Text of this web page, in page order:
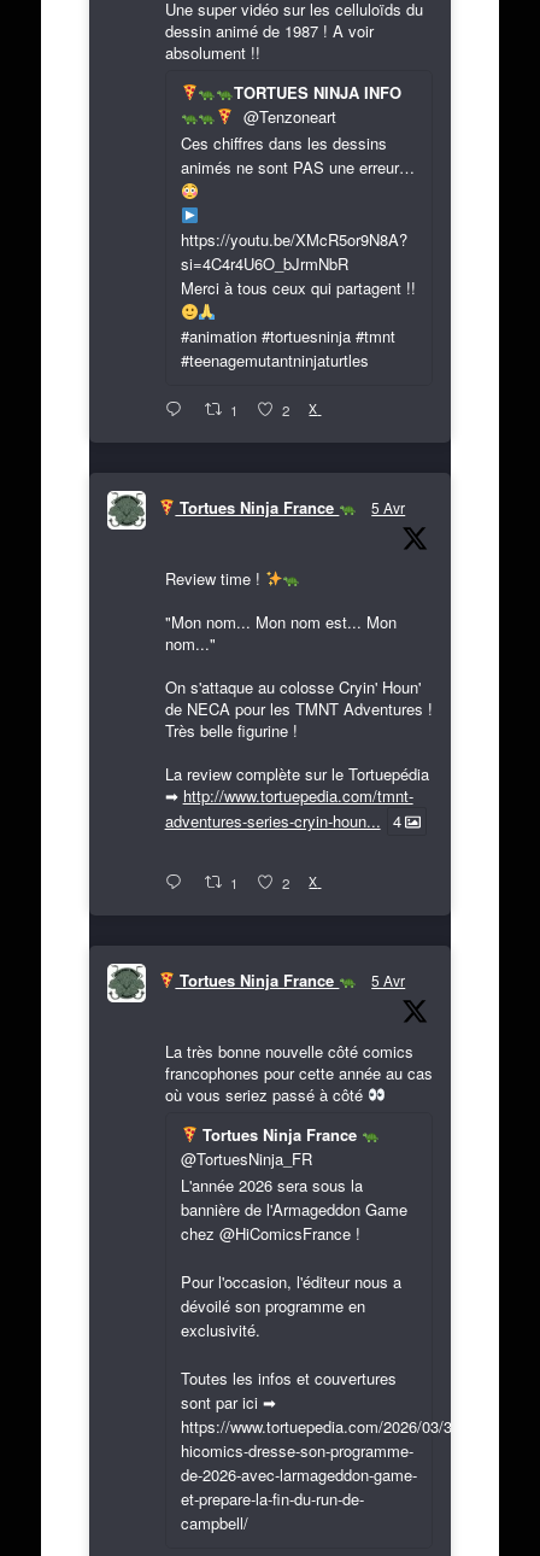
Une super vidéo sur les celluloïds du
dessin animé de 1987 ! A voir
absolument !!
TORTUES NINJA INFO
@Tenzoneart
Ces chiffres dans les dessins
animés ne sont PAS une erreur…
https://youtu.be/XMcR5or9N8A?
si=4C4r4U6O_bJrmNbR
Merci à tous ceux qui partagent !!
#animation #tortuesninja #tmnt
#teenagemutantninjaturtles
1 2 X
Tortues Ninja France 5 Avr
Review time !
"Mon nom... Mon nom est... Mon
nom..."
On s'attaque au colosse Cryin' Houn'
de NECA pour les TMNT Adventures !
Très belle figurine !
La review complète sur le Tortuepédia
➡ http://www.tortuepedia.com/tmnt-
adventures-series-cryin-houn... 4
1 2 X
Tortues Ninja France 5 Avr
La très bonne nouvelle côté comics
francophones pour cette année au cas
où vous seriez passé à côté
Tortues Ninja France
@TortuesNinja_FR
L'année 2026 sera sous la
bannière de l'Armageddon Game
chez @HiComicsFrance !
Pour l'occasion, l'éditeur nous a
dévoilé son programme en
exclusivité.
Toutes les infos et couvertures
sont par ici ➡
https://www.tortuepedia.com/2026/03/31/exclusif-
hicomics-dresse-son-programme-
de-2026-avec-larmageddon-game-
et-prepare-la-fin-du-run-de-
campbell/